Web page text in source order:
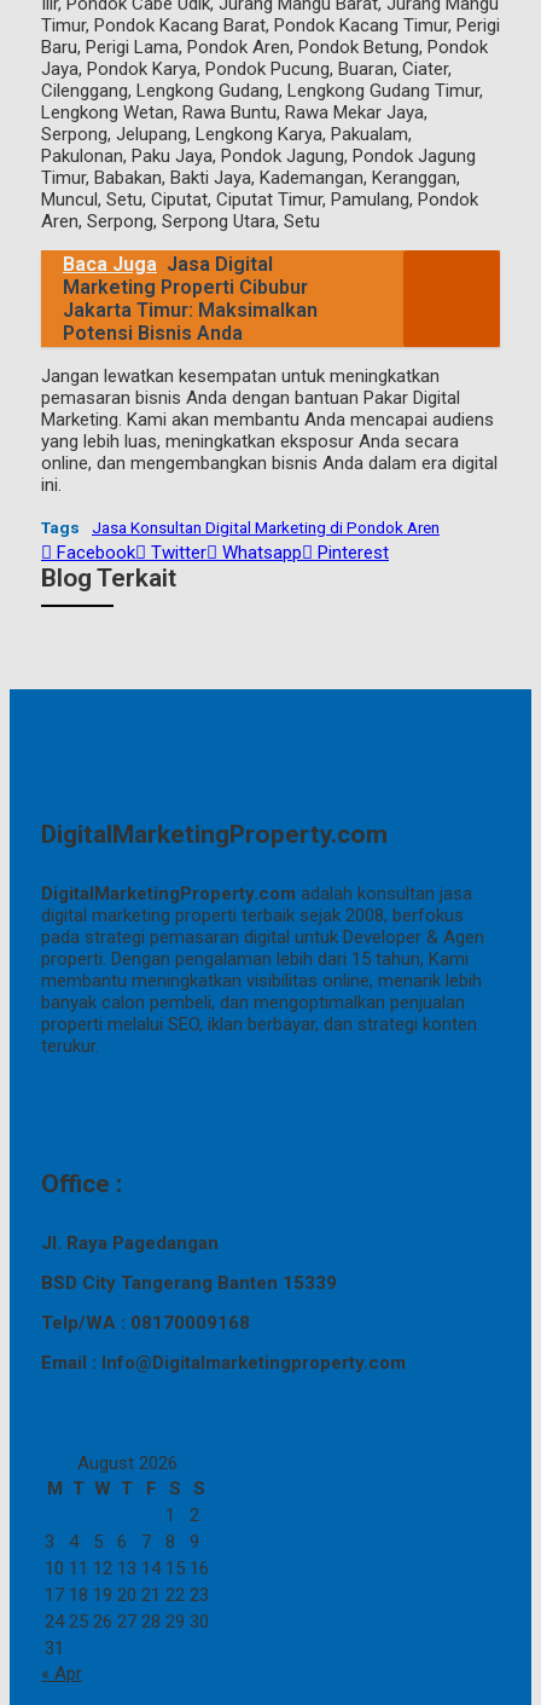
Timur, Pondok Kacang Barat, Pondok Kacang Timur, Perigi
Baru, Perigi Lama, Pondok Aren, Pondok Betung, Pondok
Jaya, Pondok Karya, Pondok Pucung, Buaran, Ciater,
Cilenggang, Lengkong Gudang, Lengkong Gudang Timur,
Lengkong Wetan, Rawa Buntu, Rawa Mekar Jaya,
Serpong, Jelupang, Lengkong Karya, Pakualam,
Pakulonan, Paku Jaya, Pondok Jagung, Pondok Jagung
Timur, Babakan, Bakti Jaya, Kademangan, Keranggan,
Muncul, Setu, Ciputat, Ciputat Timur, Pamulang, Pondok
Aren, Serpong, Serpong Utara, Setu
Baca Juga Jasa Digital
Marketing Properti Cibubur
Jakarta Timur: Maksimalkan
Potensi Bisnis Anda
Jangan lewatkan kesempatan untuk meningkatkan
pemasaran bisnis Anda dengan bantuan Pakar Digital
Marketing. Kami akan membantu Anda mencapai audiens
yang lebih luas, meningkatkan eksposur Anda secara
online, dan mengembangkan bisnis Anda dalam era digital
ini.
Tags Jasa Konsultan Digital Marketing di Pondok Aren
Facebook Twitter Whatsapp Pinterest
Blog Terkait
DigitalMarketingProperty.com
DigitalMarketingProperty.com adalah konsultan jasa
digital marketing properti terbaik sejak 2008, berfokus
pada strategi pemasaran digital untuk Developer & Agen
properti. Dengan pengalaman lebih dari 15 tahun, Kami
membantu meningkatkan visibilitas online, menarik lebih
banyak calon pembeli, dan mengoptimalkan penjualan
properti melalui SEO, iklan berbayar, dan strategi konten
terukur.
Office :
Jl. Raya Pagedangan
BSD City Tangerang Banten 15339
Telp/WA : 08170009168
Email : Info@Digitalmarketingproperty.com
August 2026
M T W T F S
S
1
2
3
4 5 6 7 8
9
10 11 12 13 14 15 16
17 18 19 20 21 22 23
24 25 26 27 28 29 30
31
« Apr